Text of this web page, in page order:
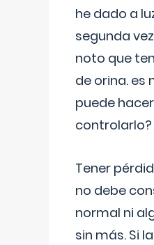
he dado a
segunda
noto que
de orina. es
puede
controlarlo?
Tener
no debe
normal ni
sin más. Si la